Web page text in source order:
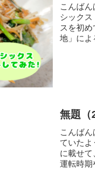
こんば
シック
スを初
地」によ
無題（
こんば
ていた
に載せ
運転時期